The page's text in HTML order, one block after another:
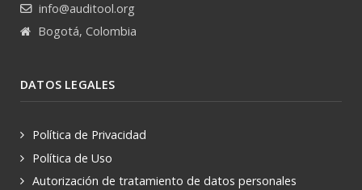
info@auditool.org
Bogotá, Colombia
DATOS LEGALES
Política de Privacidad
Política de Uso
Autorización de tratamiento de datos personales